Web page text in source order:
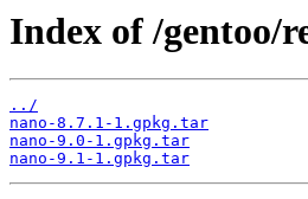
Index of /gentoo/
../
nano-8.7.1-1.gpkg.tar
nano-9.0-1.gpkg.tar
nano-9.1-1.gpkg.tar